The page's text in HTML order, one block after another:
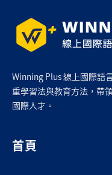
Winning Plus 線上國際語
重學習法與教育方法，帶
國際人才。
首頁